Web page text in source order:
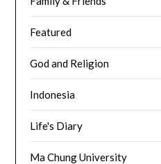
Featured
God and Religion
Indonesia
Life's Diary
Ma Chung University